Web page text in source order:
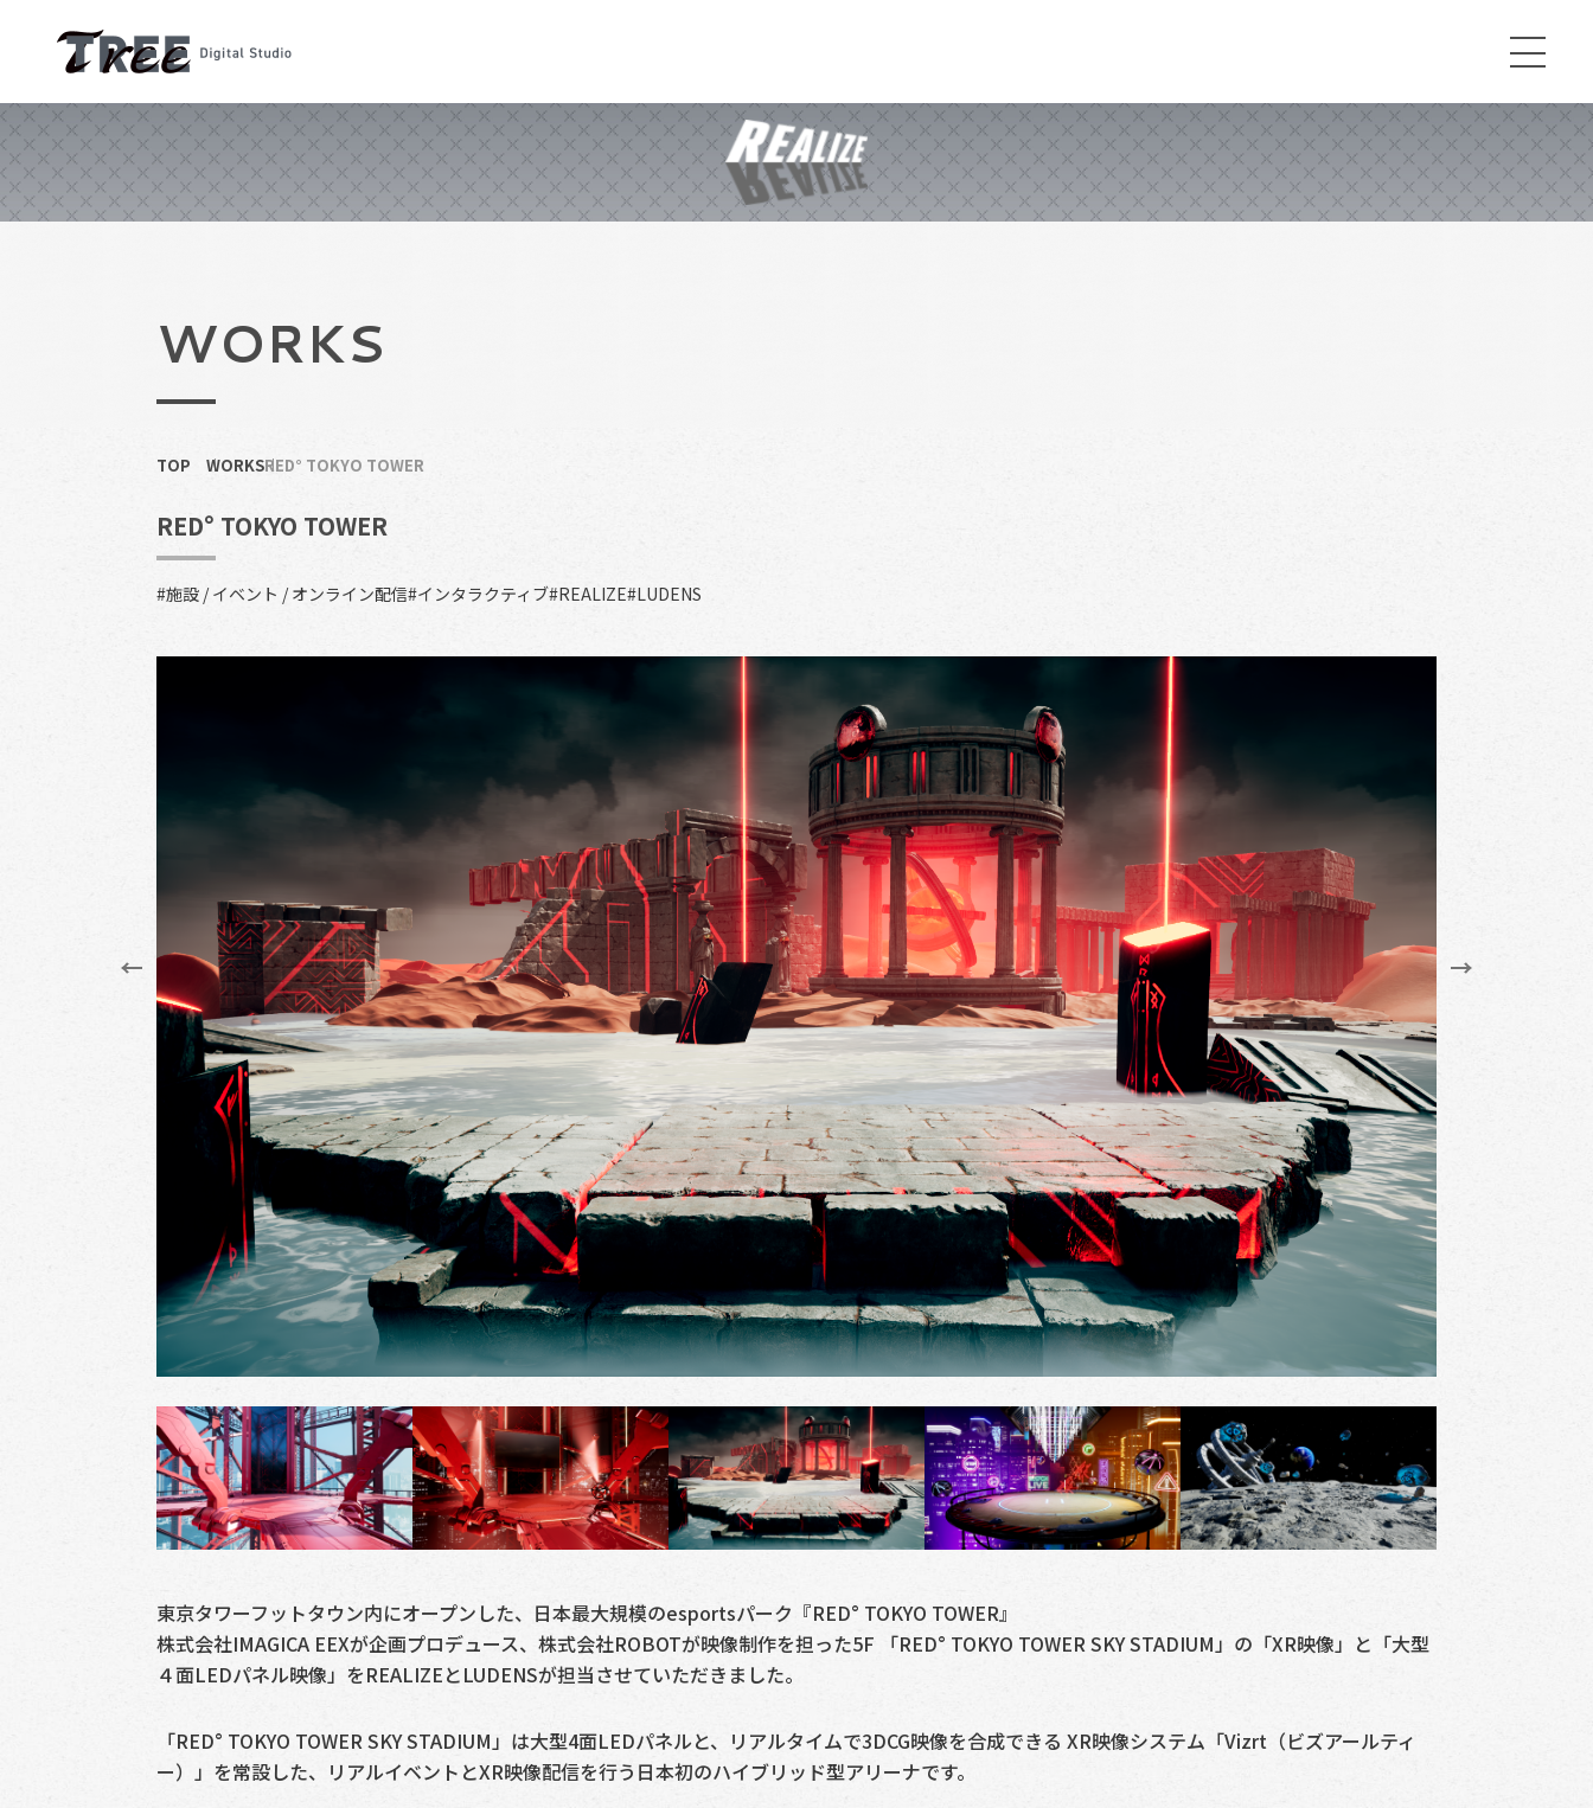
WORKS
TOP WORKSRED° TOKYO TOWER
RED° TOKYO TOWER
#施設 / イベント / オンライン配信#インタラクティブ#REALIZE#LUDENS
東京タワーフットタウン内にオープンした、日本最大規模のesportsパーク『RED° TOKYO TOWER』
株式会社IMAGICA EEXが企画プロデュース、株式会社ROBOTが映像制作を担った5F 「RED° TOKYO TOWER SKY STADIUM」の「XR映像」と「大型
４面LEDパネル映像」をREALIZEとLUDENSが担当させていただきました。
「RED° TOKYO TOWER SKY STADIUM」は大型4面LEDパネルと、リアルタイムで3DCG映像を合成できる XR映像システム「Vizrt（ビズアールティ
ー）」を常設した、リアルイベントとXR映像配信を行う日本初のハイブリッド型アリーナです。